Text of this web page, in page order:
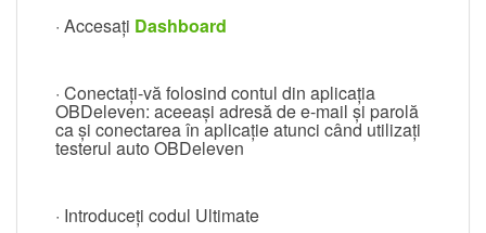
· Accesați Dashboard
· Conectați-vă folosind contul din aplicația
OBDeleven: aceeași adresă de e-mail și parolă
ca și conectarea în aplicație atunci când utilizați
testerul auto OBDeleven
· Introduceți codul Ultimate